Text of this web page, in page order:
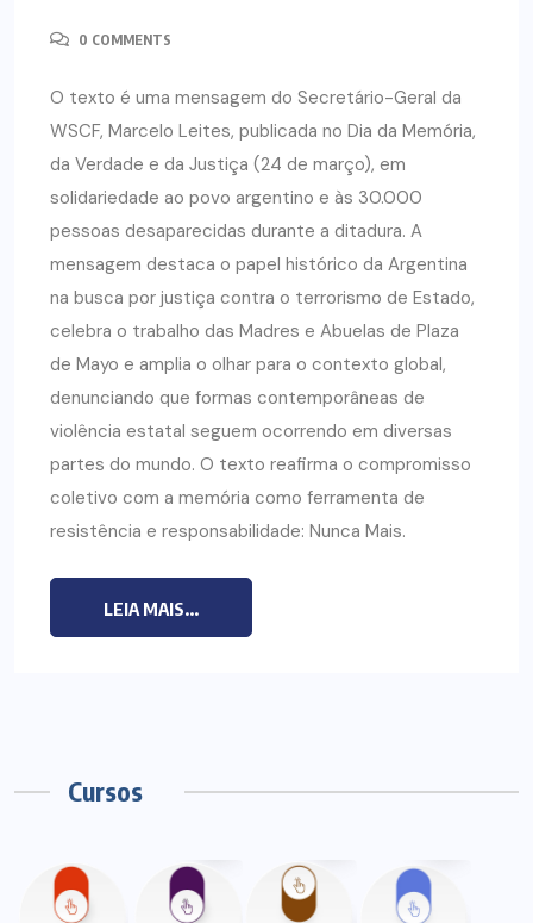
0 COMMENTS
O texto é uma mensagem do Secretário-Geral da
WSCF, Marcelo Leites, publicada no Dia da Memória,
da Verdade e da Justiça (24 de março), em
solidariedade ao povo argentino e às 30.000
pessoas desaparecidas durante a ditadura. A
mensagem destaca o papel histórico da Argentina
na busca por justiça contra o terrorismo de Estado,
celebra o trabalho das Madres e Abuelas de Plaza
de Mayo e amplia o olhar para o contexto global,
denunciando que formas contemporâneas de
violência estatal seguem ocorrendo em diversas
partes do mundo. O texto reafirma o compromisso
coletivo com a memória como ferramenta de
resistência e responsabilidade: Nunca Mais.
LEIA MAIS...
Cursos